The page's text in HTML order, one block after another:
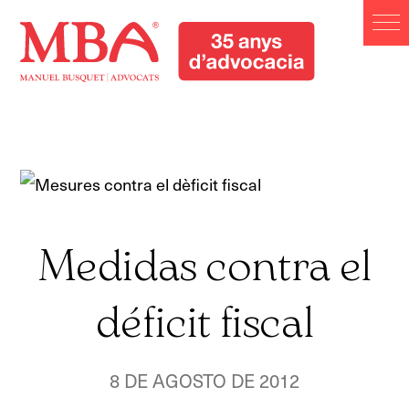
Manuel Busquet Advocats Manresa. Serveis Jurídics
Barcelona
Medidas contra el
déficit fiscal
8 DE AGOSTO DE 2012